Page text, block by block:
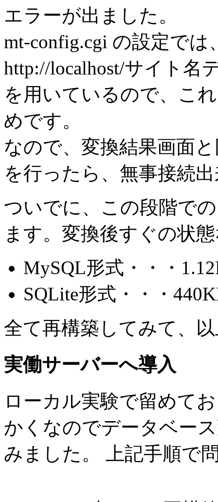
エラーが出ました。
mt-config.cgi の設定で
http://localhost/サイト名
を用いているので、こ
めです。
なので、変換結果画面
を行ったら、無事接続
ついでに、この段階で
ます。変換後すぐの状
MySQL形式・・・
SQLite形式・・・
全て再構築してみて、
実働サーバーへ導入
ローカル実験で留めて
かくなのでデータベー
みました。 上記手順で